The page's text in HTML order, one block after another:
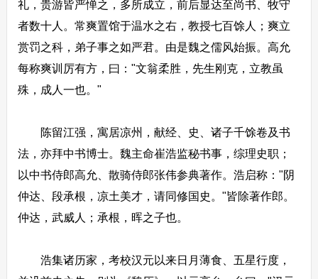
礼，贵游皆严惮之，多所成立，前后显达至尚书、牧守
者数十人。常爽置馆于温水之右，教授七百馀人；爽立
赏罚之科，弟子事之如严君。由是魏之儒风始振。高允
每称爽训厉有方，曰："文翁柔胜，先生刚克，立教虽
殊，成人一也。"
陈留江强，寓居凉州，献经、史、诸子千馀卷及书
法，亦拜中书博士。魏主命崔浩监秘书事，综理史职；
以中书侍郎高允、散骑侍郎张伟参典著作。浩启称："阴
仲达、段承根，凉土美才，请同修国史。"皆除著作郎。
仲达，武威人；承根，晖之子也。
浩集诸历家，考校汉元以来日月薄食、五星行度，